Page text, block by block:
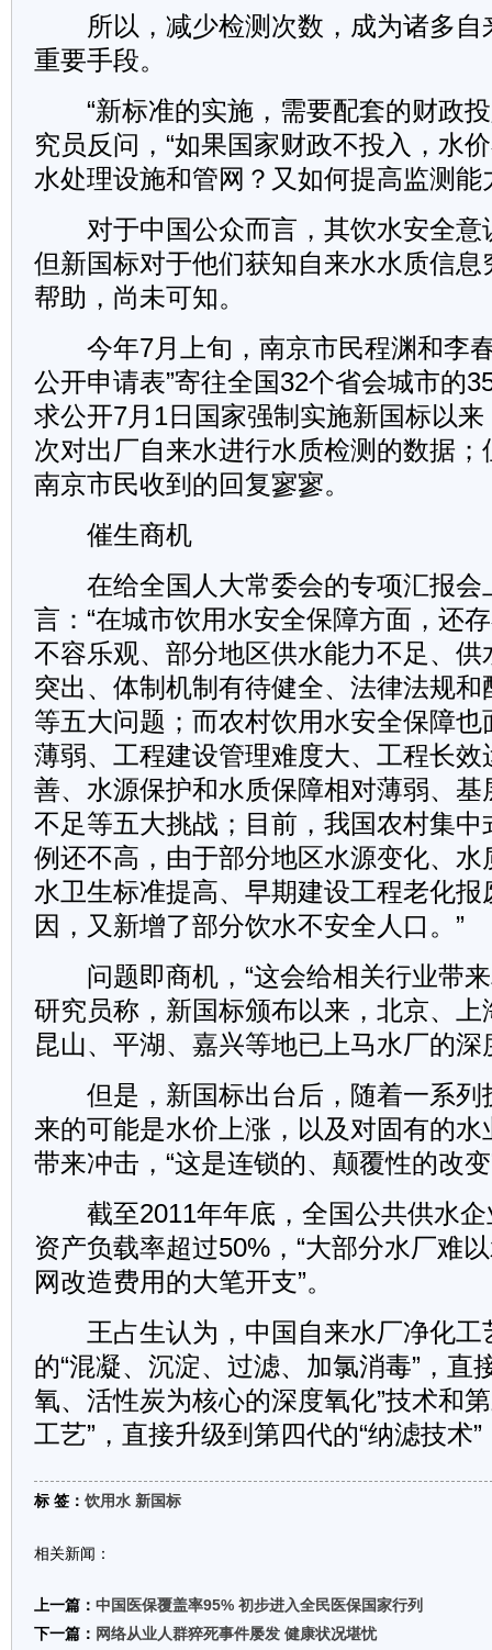
所以，减少检测次数，成为诸多自
重要手段。
“新标准的实施，需要配套的财政投
究员反问，“如果国家财政不投入，水
水处理设施和管网？又如何提高监测能
对于中国公众而言，其饮水安全意
但新国标对于他们获知自来水水质信
帮助，尚未可知。
今年7月上旬，南京市民程渊和李春
公开申请表”寄往全国32个省会城市的
求公开7月1日国家强制实施新国标以
次对出厂自来水进行水质检测的数据
南京市民收到的回复寥寥。
催生商机
在给全国人大常委会的专项汇报会
言：“在城市饮用水安全保障方面，还
不容乐观、部分地区供水能力不足、
突出、体制机制有待健全、法律法规
等五大问题；而农村饮用水安全保障
薄弱、工程建设管理难度大、工程长效
善、水源保护和水质保障相对薄弱、
不足等五大挑战；目前，我国农村集
例还不高，由于部分地区水源变化、
水卫生标准提高、早期建设工程老化
因，又新增了部分饮水不安全人口。”
问题即商机，“这会给相关行业带来
研究员称，新国标颁布以来，北京、
昆山、平湖、嘉兴等地已上马水厂的深
但是，新国标出台后，随着一系列
来的可能是水价上涨，以及对固有的
带来冲击，“这是连锁的、颠覆性的改变
截至2011年年底，全国公共供水企
资产负载率超过50%，“大部分水厂难
网改造费用的大笔开支”。
王占生认为，中国自来水厂净化工
的“混凝、沉淀、过滤、加氯消毒”，直
氧、活性炭为核心的深度氧化”技术和
工艺”，直接升级到第四代的“纳滤技术
标 签： 饮用水 新国标
相关新闻：
上一篇： 中国医保覆盖率95% 初步进入全民医保国家行列
下一篇： 网络从业人群猝死事件屡发 健康状况堪忧